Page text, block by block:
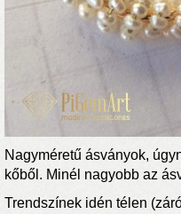
Nagyméretű ásványok,
kőből. Minél nagyobb az
Trendszínek idén télen